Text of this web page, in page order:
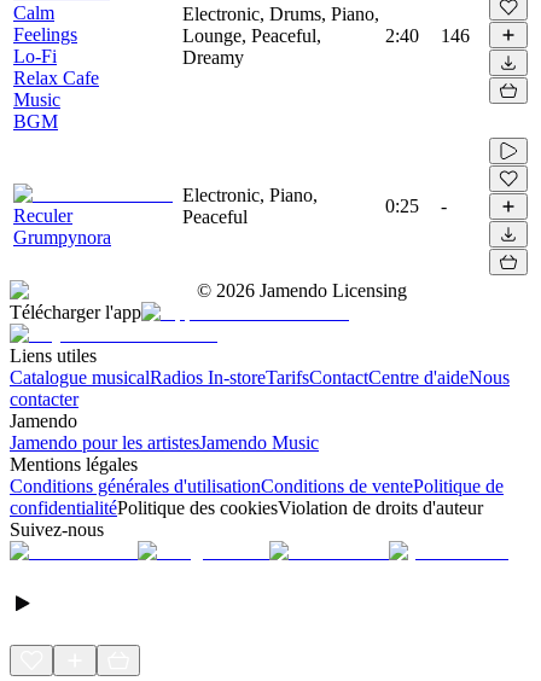
Calm
Feelings
Lo-Fi
Relax Cafe
Music
BGM
Electronic, Drums, Piano,
Lounge, Peaceful,
Dreamy
2:40 146
Reculer
Grumpynora
Electronic, Piano,
Peaceful
0:25 -
© 2026 Jamendo Licensing
Télécharger l'app
Liens utiles
Catalogue musicalRadios In-storeTarifsContactCentre d'aideNous
contacter
Jamendo
Jamendo pour les artistesJamendo Music
Mentions légales
Conditions générales d'utilisationConditions de ventePolitique de
confidentialitéPolitique des cookiesViolation de droits d'auteur
Suivez-nous